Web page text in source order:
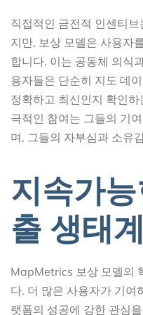
직접적인 금전적 인센티
지만, 보상 모델은 사용자
합니다. 이는 공동체 의식
용자들은 단순히 지도 데
정확하고 최신인지 확인
극적인 참여는 그들의 기
며, 그들의 자부심과 소유
지속가
출 생태계
MapMetrics 보상 모델의
다. 더 많은 사용자가 기여
랫폼의 성공에 강한 관심